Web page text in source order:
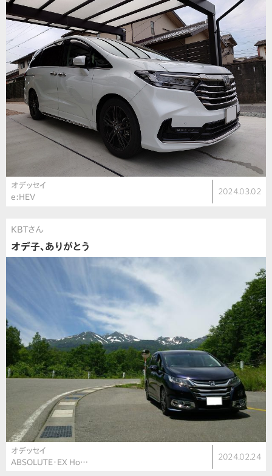
オデッセイ
e:HEV
2024.03.02
KBTさん
オデ子、ありがとう
オデッセイ
ABSOLUTE・EX Ho…
2024.02.24